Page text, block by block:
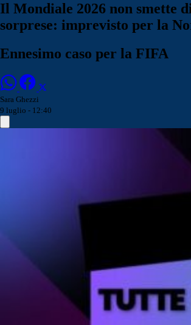
Il Mondiale 2026 non smette
sorprese: imprevisto per la
Ennesimo caso per la FIFA
Sara Ghezzi
9 luglio - 12:40